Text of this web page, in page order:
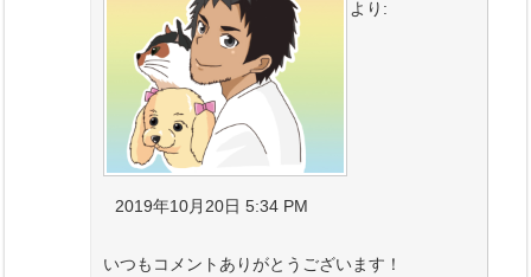
より:
2019年10月20日 5:34 PM
いつもコメントありがとうございます！